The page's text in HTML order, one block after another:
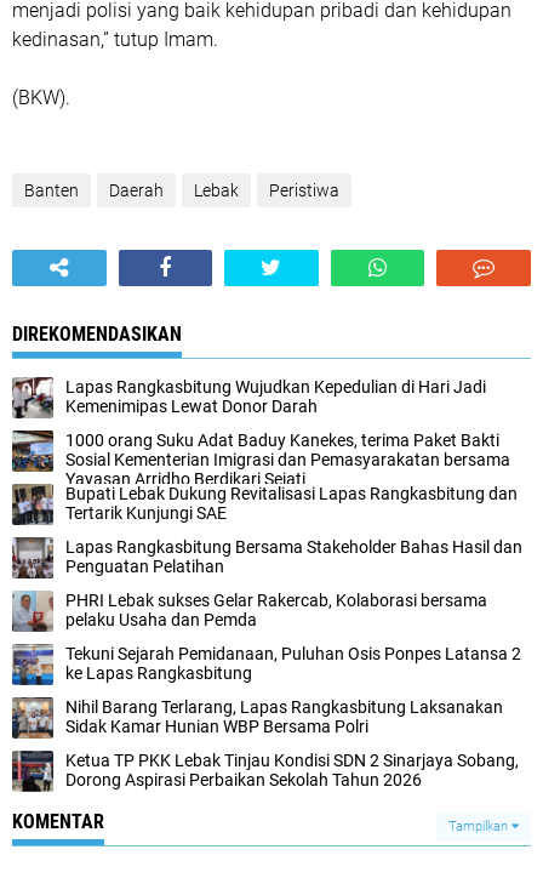
menjadi polisi yang baik kehidupan pribadi dan kehidupan
kedinasan,” tutup Imam.
(BKW).
Banten Daerah Lebak Peristiwa
DIREKOMENDASIKAN
Lapas Rangkasbitung Wujudkan Kepedulian di Hari Jadi
Kemenimipas Lewat Donor Darah
1000 orang Suku Adat Baduy Kanekes, terima Paket Bakti
Sosial Kementerian Imigrasi dan Pemasyarakatan bersama
Yayasan Arridho Berdikari Sejati
Bupati Lebak Dukung Revitalisasi Lapas Rangkasbitung dan
Tertarik Kunjungi SAE
Lapas Rangkasbitung Bersama Stakeholder Bahas Hasil dan
Penguatan Pelatihan
PHRI Lebak sukses Gelar Rakercab, Kolaborasi bersama
pelaku Usaha dan Pemda
Tekuni Sejarah Pemidanaan, Puluhan Osis Ponpes Latansa 2
ke Lapas Rangkasbitung
Nihil Barang Terlarang, Lapas Rangkasbitung Laksanakan
Sidak Kamar Hunian WBP Bersama Polri
Ketua TP PKK Lebak Tinjau Kondisi SDN 2 Sinarjaya Sobang,
Dorong Aspirasi Perbaikan Sekolah Tahun 2026
KOMENTAR Tampilkan